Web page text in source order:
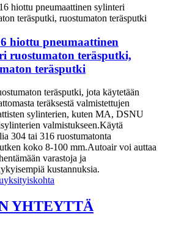
hiottu pneumaattinen
ruostumaton teräsputki,
teräsputki
teräsputki, jota käytetään
teräksestä valmistettujen
sylinterien, kuten MA, DSNU
valmistukseen.Käytä
304 tai 316 ruostumatonta
koko 8-100 mm.Autoair voi auttaa
varastoja ja
kustannuksia.
yksityiskohta
YHTEYTTÄ